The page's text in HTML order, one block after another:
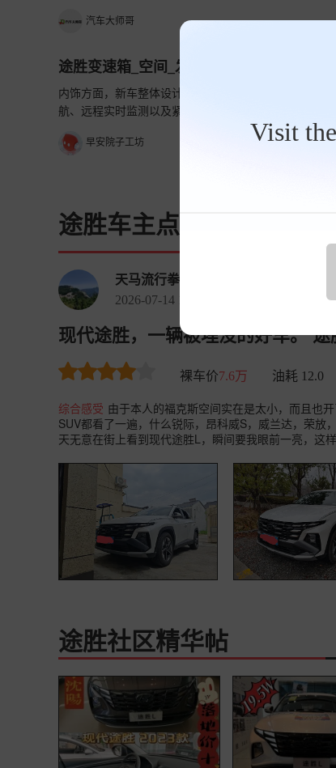
Visit
汽车大师哥
途胜变速箱_空间_发动机
内饰方面，新车整体设计简约时尚，中控采用了一款
航、远程实时监测以及紧急呼叫等功能。传动系统，
早安院子工坊
途胜车主点评
天马流行拳
2026-07-14 16:16:25
现代途胜，一辆被埋没的好车。
裸车价7.6万 油耗 12.0
综合感受 由于本人的福克斯空间实在是太小，而且也
SUV都看了一遍，什么锐际，昂科威S，威兰达，荣
天无意在街上看到现代途胜L，瞬间要我眼前一亮，这
途胜社区精华帖